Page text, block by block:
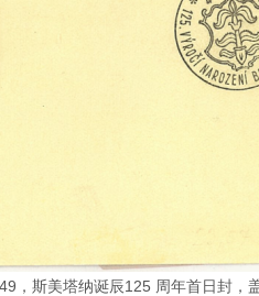
，斯美塔纳诞辰125 周年首日封，